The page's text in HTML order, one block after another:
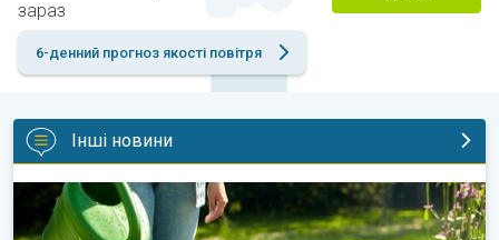
зараз
6-денний прогноз якості повітря
Інші новини
Як доглядати за садом у спеку?. Садові поради. . .